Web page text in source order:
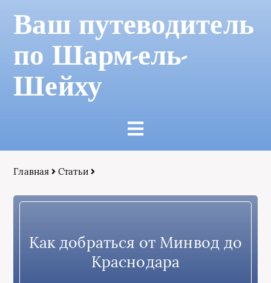
Ваш путеводитель
по Шарм-ель-
Шейху
Главная Статьи
Как добраться от Минвод до
Краснодара